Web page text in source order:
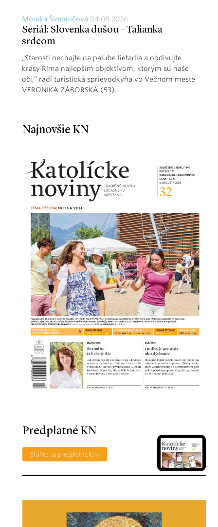
Monika Šimoničová 04.08.2026
Seriál: Slovenka dušou – Talianka
srdcom
„Starosti nechajte na palube lietadla a obdivujte
krásy Ríma najlepším objektívom, ktorým sú naše
oči,“ radí turistická sprievodkyňa vo Večnom meste
VERONIKA ZÁBORSKÁ (53).
Najnovšie KN
Predplatné KN
Staňte sa predplatiteľom